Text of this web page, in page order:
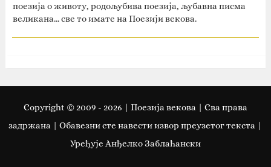
поезија о животу, родољубива поезија, љубавна писма
великана... све то имате на Поезији векова.
Copyright © 2009 - 2026 | Поезија векова | Сва права
задржана | Oбавезни сте навести извор преузетог текста |
Уређује Анђелко Заблаћански